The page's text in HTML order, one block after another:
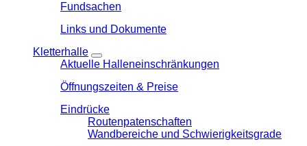
Fundsachen
Links und Dokumente
Kletterhalle
Aktuelle Halleneinschränkungen
Öffnungszeiten & Preise
Eindrücke
Routenpatenschaften
Wandbereiche und Schwierigkeitsgrade